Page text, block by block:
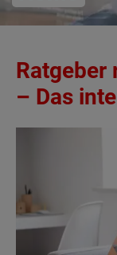
Ratgeber
– Das